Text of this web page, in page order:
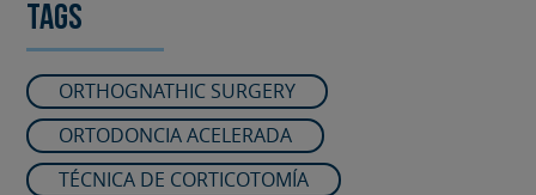
Tags
ORTHOGNATHIC SURGERY
ORTODONCIA ACELERADA
TÉCNICA DE CORTICOTOMÍA